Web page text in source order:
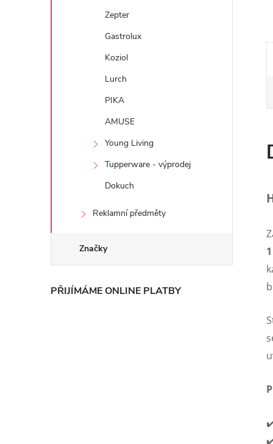
Zepter
Gastrolux
Koziol
Lurch
PIKA
AMUSE
Young Living
Tupperware - výprodej
Dokuch
Reklamní předměty
Značky
PŘIJÍMÁME ONLINE PLATBY